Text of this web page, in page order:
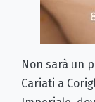
Non sarà un
Cariati a